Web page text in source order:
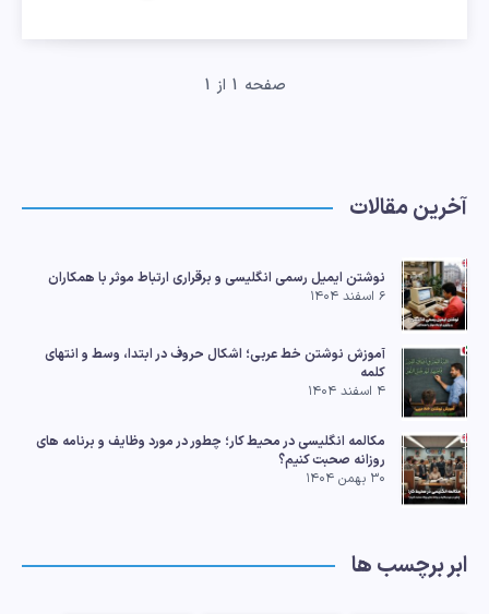
به
زبانصفحه 1 از 1
آخرین مقالات
نوشتن ایمیل رسمی انگلیسی و برقراری ارتباط موثر با همکاران
۶ اسفند ۱۴۰۴
آموزش نوشتن خط عربی؛ اشکال حروف در ابتدا، وسط و انتهای
کلمه
۴ اسفند ۱۴۰۴
مکالمه انگلیسی در محیط کار؛ چطور در مورد وظایف و برنامه های
روزانه صحبت کنیم؟
۳۰ بهمن ۱۴۰۴
ابر برچسب ها